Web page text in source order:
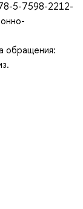
5-7598-2212-